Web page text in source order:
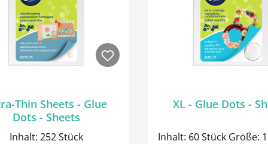
Thin Sheets - Glue
Dots - Sheets
Inhalt: 252 Stück
XL - Glue Dots -
Inhalt: 60 Stück Größe: